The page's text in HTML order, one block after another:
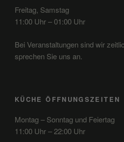
Freitag, Samstag
11:00 Uhr – 01:00 Uhr
Bei Veranstaltungen sind wir
sprechen Sie uns an.
KÜCHE ÖFFNUNGSZEITEN
Montag – Sonntag und Feiertag
11:00 Uhr – 22:00 Uhr